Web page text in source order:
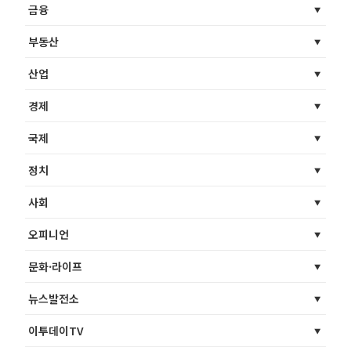
금융
부동산
산업
경제
국제
정치
사회
오피니언
문화·라이프
뉴스발전소
이투데이TV